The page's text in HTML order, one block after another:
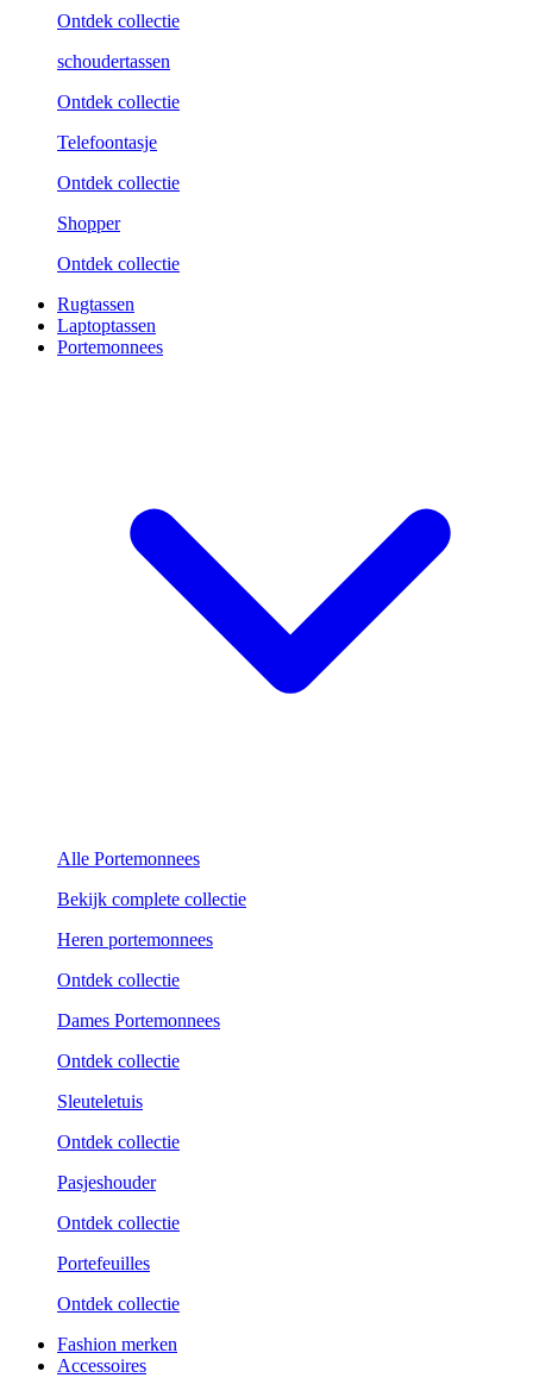
Ontdek collectie
schoudertassen
Ontdek collectie
Telefoontasje
Ontdek collectie
Shopper
Ontdek collectie
Rugtassen
Laptoptassen
Portemonnees
Alle Portemonnees
Bekijk complete collectie
Heren portemonnees
Ontdek collectie
Dames Portemonnees
Ontdek collectie
Sleuteletuis
Ontdek collectie
Pasjeshouder
Ontdek collectie
Portefeuilles
Ontdek collectie
Fashion merken
Accessoires